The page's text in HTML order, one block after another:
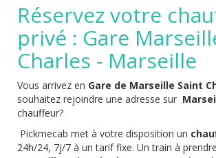
Réservez votre
privé : Gare
Charles - Marseille
Vous arrivez en Gare de Marseille Saint
souhaitez rejoindre une adresse sur
chauffeur?
Pickmecab met à votre disposition un
24h/24, 7j/7 à un tarif fixe. Un train à